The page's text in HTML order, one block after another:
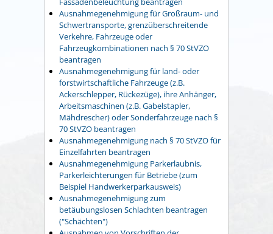
Ausnahmegenehmigung für Großraum- und
Schwertransporte, grenzüberschreitende
Verkehre, Fahrzeuge oder
Fahrzeugkombinationen nach § 70 StVZO
beantragen
Ausnahmegenehmigung für land- oder
forstwirtschaftliche Fahrzeuge (z.B.
Ackerschlepper, Rückezüge), ihre Anhänger,
Arbeitsmaschinen (z.B. Gabelstapler,
Mähdrescher) oder Sonderfahrzeuge nach §
70 StVZO beantragen
Ausnahmegenehmigung nach § 70 StVZO für
Einzelfahrten beantragen
Ausnahmegenehmigung Parkerlaubnis,
Parkerleichterungen für Betriebe (zum
Beispiel Handwerkerparkausweis)
Ausnahmegenehmigung zum
betäubungslosen Schlachten beantragen
("Schächten")